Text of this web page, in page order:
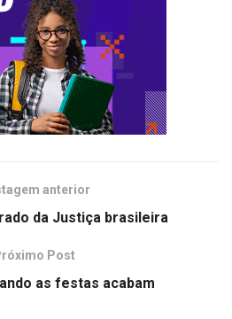
anterior
da Justiça brasileira
Post
as festas acabam